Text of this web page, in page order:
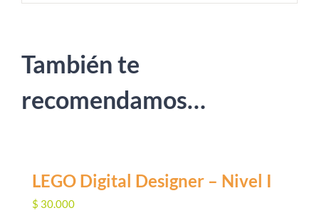
También te
recomendamos…
LEGO Digital Designer – Nivel I
$ 30.000